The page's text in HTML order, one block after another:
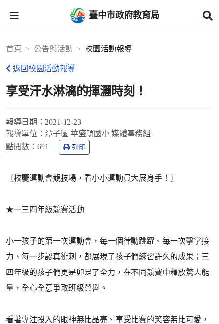
臺中市政府教育局
首頁 公告與活動 校園活動報導
返回校園活動報導
享受汗水淋漓的揮灑時刻！
報導日期： 2021-12-23
報導單位： 潭子區 華盛頓國小 媒體事務組
點閱數： 691 列印
〖校慶運動會競技場，看小小運動員大展身手！〗
★一三四年級競賽活動
小一孩子的第一次運動會，每一個律動跳躍、每一次擊掌接
力、每一步認真衝刺，都展現了孩子們練習許久的成果；三
四年級的孩子們更是卯足了全力，在不同競賽中釋放驚人能
量，全心全意爭取班級榮譽。
看著專注投入的眼神無比晶亮、享受比賽的笑容無比可愛，